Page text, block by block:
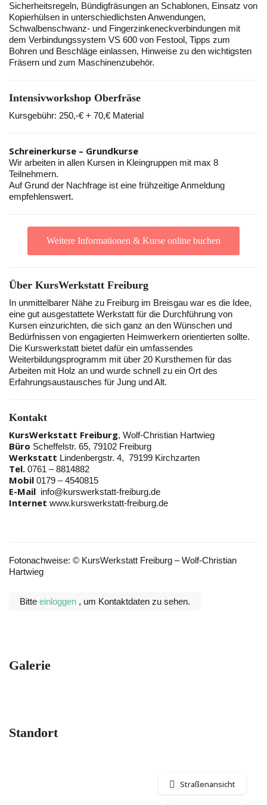
Sicherheitsregeln, Bündigfräsungen an Schablonen, Einsatz von
Kopierhülsen in unterschiedlichsten Anwendungen,
Schwalbenschwanz- und Fingerzinkeneckverbindungen mit
dem Verbindungssystem VS 600 von Festool, Tipps zum
Bohren und Beschläge einlassen, Hinweise zu den wichtigsten
Fräsern und zum Maschinenzubehör.
Intensivworkshop Oberfräse
Kursgebühr: 250,-€ + 70,€ Material
Schreinerkurse – Grundkurse
Wir arbeiten in allen Kursen in Kleingruppen mit max 8
Teilnehmern.
Auf Grund der Nachfrage ist eine frühzeitige Anmeldung
empfehlenswert.
Weitere Informationen & Kurse online buchen
Über KursWerkstatt Freiburg
In unmittelbarer Nähe zu Freiburg im Breisgau war es die Idee,
eine gut ausgestattete Werkstatt für die Durchführung von
Kursen einzurichten, die sich ganz an den Wünschen und
Bedürfnissen von engagierten Heimwerkern orientierten sollte.
Die Kurswerkstatt bietet dafür ein umfassendes
Weiterbildungsprogramm mit über 20 Kursthemen für das
Arbeiten mit Holz an und wurde schnell zu ein Ort des
Erfahrungsaustausches für Jung und Alt.
Kontakt
KursWerkstatt Freiburg, Wolf-Christian Hartwieg
Büro Scheffelstr. 65, 79102 Freiburg
Werkstatt Lindenbergstr. 4, 79199 Kirchzarten
Tel. 0761 – 8814882
Mobil 0179 – 4540815
E-Mail info@kurswerkstatt-freiburg.de
Internet www.kurswerkstatt-freiburg.de
Fotonachweise: © KursWerkstatt Freiburg – Wolf-Christian
Hartwieg
Bitte einloggen , um Kontaktdaten zu sehen.
Galerie
Standort
Straßenansicht